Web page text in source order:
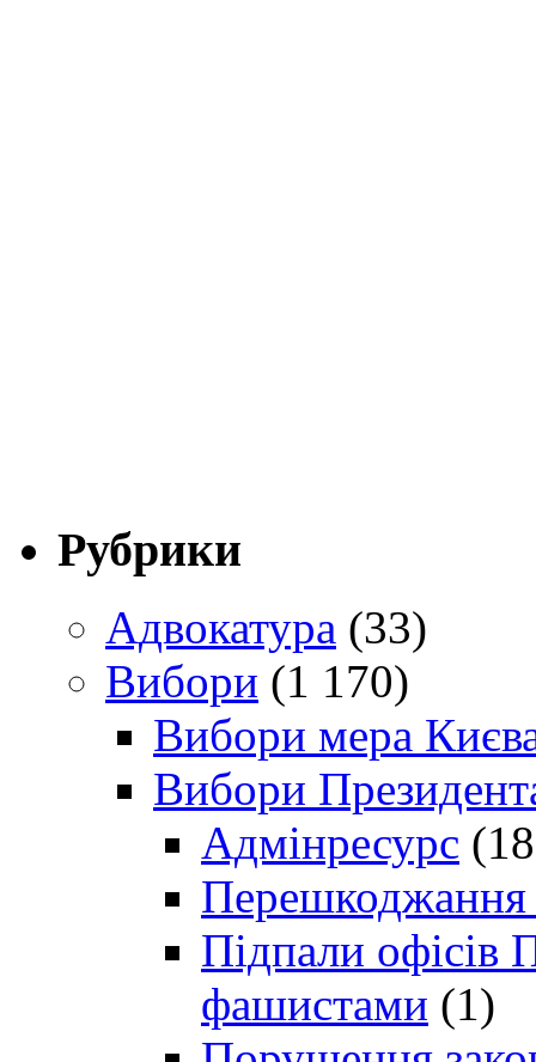
Рубрики
Адвокатура (33)
Вибори (1 170)
Вибори мера
Вибори
Адмінресурс
Перешкоджання
Підпали офісів
фашистами (1)